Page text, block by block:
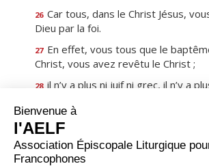
26 Car tous, dans le Christ Jésus,
Dieu par la foi.
27 En effet, vous tous que le
Christ, vous avez revêtu le Christ ;
28 il n’y a plus ni juif ni grec, il n’y a
car tous, vous ne faites plus qu’un
Jésus.
29Et si vous appartenez au Christ,
la descendance d’Abraham : vous